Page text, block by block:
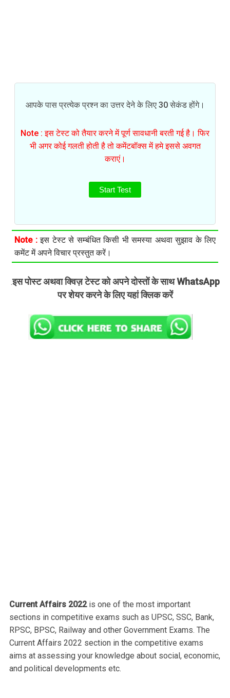
आपके पास प्रत्येक प्रश्न का उत्तर देने के लिए 30 सेकंड होंगे।
Note : इस टेस्ट को तैयार करने में पूर्ण सावधानी बरती गई है। फिर
भी अगर कोई गलती होती है तो कमेंटबॉक्स में हमे इससे अवगत
कराएं।
Start Test
Note :इस टेस्ट से सम्बंधित किसी भी समस्या अथवा सुझाव के लिए
कमेंट में अपने विचार प्रस्तुत करें।
.इस पोस्ट अथवा क्विज़ टेस्ट को अपने दोस्तों के साथ WhatsApp
पर शेयर करने के लिए यहां क्लिक करें
Current Affairs 2022is one of the most important
sections in competitive exams such as UPSC, SSC, Bank,
RPSC, BPSC, Railway and other Government Exams. The
Current Affairs 2022 section in the competitive exams
aims at assessing your knowledge about social, economic,
and political developments etc.